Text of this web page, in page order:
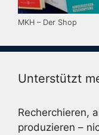
MKH – Der Shop
Unterstützt
Recherchieren,
produzieren –